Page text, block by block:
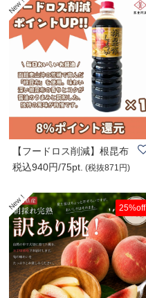
【フードロス削減】根昆布
しょうゆ 1L【..
税込940円/75pt. (税抜871円)
25%off